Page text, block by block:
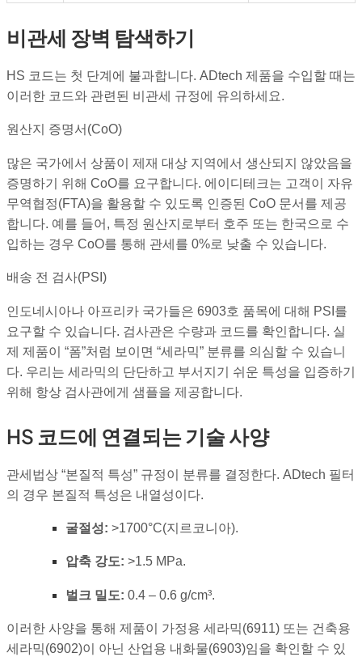
비관세 장벽 탐색하기
HS 코드는 첫 단계에 불과합니다. ADtech 제품을 수입할 때는
이러한 코드와 관련된 비관세 규정에 유의하세요.
원산지 증명서(CoO)
많은 국가에서 상품이 제재 대상 지역에서 생산되지 않았음을
증명하기 위해 CoO를 요구합니다. 에이디테크는 고객이 자유
무역협정(FTA)을 활용할 수 있도록 인증된 CoO 문서를 제공
합니다. 예를 들어, 특정 원산지로부터 호주 또는 한국으로 수
입하는 경우 CoO를 통해 관세를 0%로 낮출 수 있습니다.
배송 전 검사(PSI)
인도네시아나 아프리카 국가들은 6903호 품목에 대해 PSI를
요구할 수 있습니다. 검사관은 수량과 코드를 확인합니다. 실
제 제품이 “폼”처럼 보이면 “세라믹” 분류를 의심할 수 있습니
다. 우리는 세라믹의 단단하고 부서지기 쉬운 특성을 입증하기
위해 항상 검사관에게 샘플을 제공합니다.
HS 코드에 연결되는 기술 사양
관세법상 “본질적 특성” 규정이 분류를 결정한다. ADtech 필터
의 경우 본질적 특성은 내열성이다.
굴절성: >1700°C(지르코니아).
압축 강도: >1.5 MPa.
벌크 밀도: 0.4 – 0.6 g/cm³.
이러한 사양을 통해 제품이 가정용 세라믹(6911) 또는 건축용
세라믹(6902)이 아닌 산업용 내화물(6903)임을 확인할 수 있